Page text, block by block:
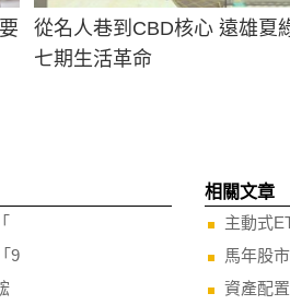
從名人巷到CBD核心 遠雄夏
七期生活革命
9
相關文章
主動式
馬年股
資產配